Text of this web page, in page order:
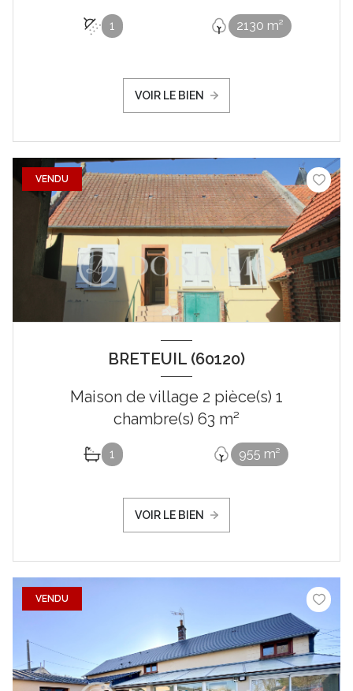
1 2130 m²
VOIR LE BIEN
VENDU
BRETEUIL (60120)
Maison de village 2 pièce(s) 1
chambre(s) 63 m²
1 955 m²
VOIR LE BIEN
VENDU